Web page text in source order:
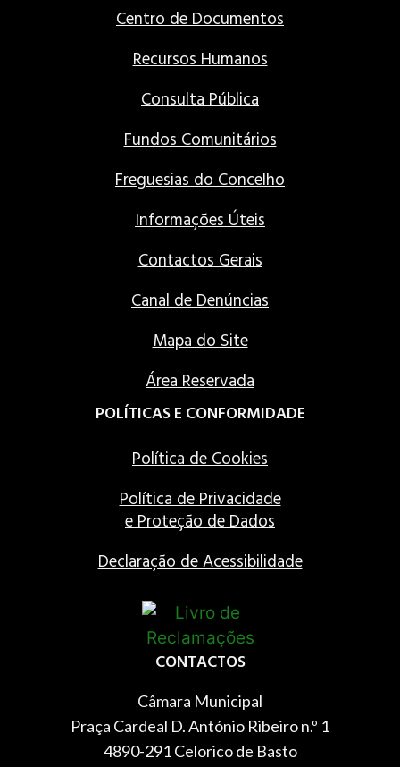
Centro de Documentos
Recursos Humanos
Consulta Pública
Fundos Comunitários
Freguesias do Concelho
Informações Úteis
Contactos Gerais
Canal de Denúncias
Mapa do Site
Área Reservada
POLÍTICAS E CONFORMIDADE
Política de Cookies
Política de Privacidade
e Proteção de Dados
Declaração de Acessibilidade
CONTACTOS
Câmara Municipal
Praça Cardeal D. António Ribeiro n.º 1
4890-291 Celorico de Basto